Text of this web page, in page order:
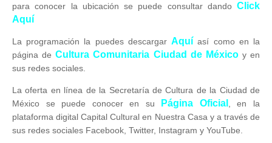
para conocer la ubicación se puede consultar dando Click
Aquí
La programación la puedes descargarAquí así como en la
página deCultura Comunitaria Ciudad de Méxicoy en
sus redes sociales.
La oferta en línea de la Secretaría de Cultura de la Ciudad de
México se puede conocer en su
Página Oficial , en la
plataforma digital Capital Cultural en Nuestra Casa y a través de
sus redes sociales Facebook, Twitter, Instagram y YouTube.